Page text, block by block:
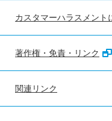
カスタマーハラスメント
著作権・免責・リンク
関連リンク